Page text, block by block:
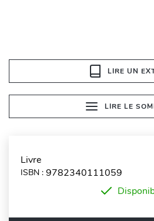
LIRE UN
LIRE LE
Livre
ISBN : 9782340111059